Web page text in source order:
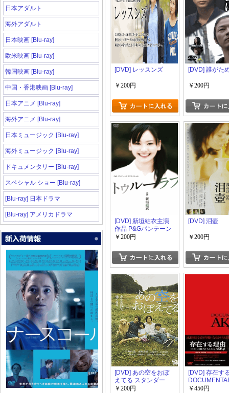
日本アダルト
海外アダルト
日本映画 [Blu-ray]
欧米映画 [Blu-ray]
韓国映画 [Blu-ray]
中国・香港映画 [Blu-ray]
日本アニメ [Blu-ray]
海外アニメ [Blu-ray]
日本ミュージック [Blu-ray]
海外ミュージック [Blu-ray]
ドキュメンタリー [Blu-ray]
スペシャル ショー [Blu-ray]
[Blu-ray] 日本ドラマ
[Blu-ray] アメリカドラマ
[DVD] レッスンズ
￥200円
[DVD] 誰がた
￥200円
[DVD] 新垣結衣主演
作品 P&Gパンテーン
ドラマスペシャル ト
￥200円
[DVD] 泪壺
￥200円
[DVD] あの空をおぼ
えてる スタンダー
ド・エディション
￥200円
[DVD] 存在す
AKB48 DVD
￥450円